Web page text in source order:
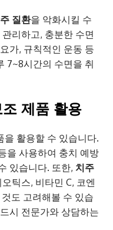
질환을 악화시킬 수
리하고, 충분한 수면
가, 규칙적인 운동 등
7~8시간의 수면을 취
제품 활용
을 활용할 수 있습니다.
을 사용하여 충치 예방
있습니다. 또한, 치주
틱스, 비타민 C, 코엔
도 고려해볼 수 있습
시 전문가와 상담하는